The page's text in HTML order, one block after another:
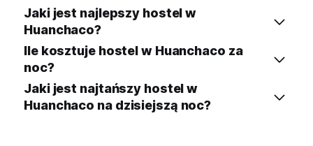
Jaki jest najlepszy hostel w
Huanchaco?
Ile kosztuje hostel w Huanchaco za
noc?
Jaki jest najtańszy hostel w
Huanchaco na dzisiejszą noc?